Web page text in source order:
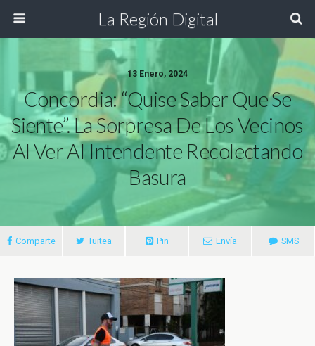
La Región Digital
13 Enero, 2024
Concordia: “Quise Saber Que Se
Siente”. La Sorpresa De Los Vecinos
Al Ver Al Intendente Recolectando
Basura
Comparte Tuitea Pin Envía SMS